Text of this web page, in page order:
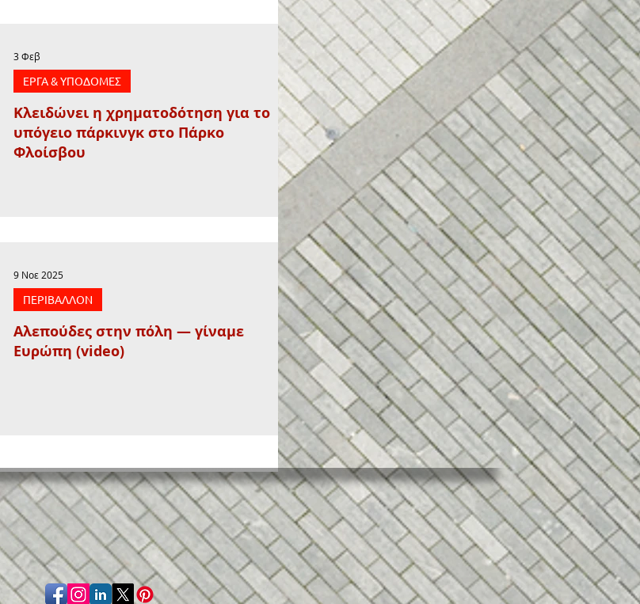
Κλειδώνει η χρηματοδότηση για το
υπόγειο πάρκινγκ στο Πάρκο
Φλοίσβου
ΕΡΓΑ & ΥΠΟΔΟΜΕΣ
3 Φεβ
Αλεπούδες στην πόλη — γίναμε
Ευρώπη (video)
ΠΕΡΙΒΑΛΛΟΝ
9 Νοε 2025